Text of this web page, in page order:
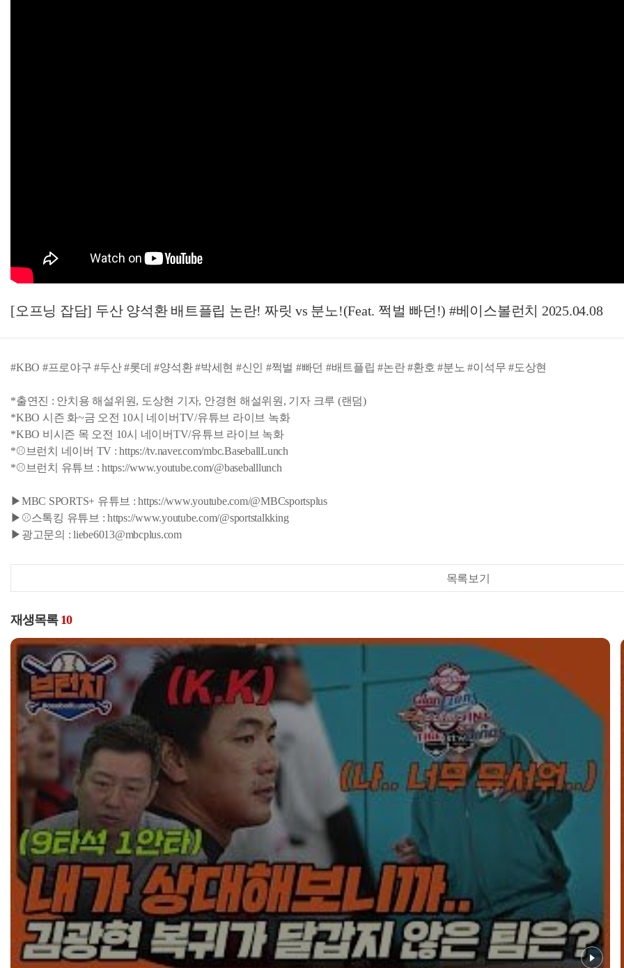
[오프닝 잡담] 두산 양석환 배트플립 논란! 짜릿 vs 분노!(Feat. 쩍벌 빠던!) #베이스볼런치 2025.04.08
#KBO #프로야구 #두산 #롯데 #양석환 #박세현 #신인 #쩍벌 #빠던 #배트플립 #논란 #환호 #분노 #이석무 #도상현
*출연진 : 안치용 해설위원, 도상현 기자, 안경현 해설위원, 기자 크루 (랜덤)
*KBO 시즌 화~금 오전 10시 네이버TV/유튜브 라이브 녹화
*KBO 비시즌 목 오전 10시 네이버TV/유튜브 라이브 녹화
*⚾브런치 네이버 TV : https://tv.naver.com/mbc.BaseballLunch
*⚾브런치 유튜브 : https://www.youtube.com/@baseballlunch
▶MBC SPORTS+ 유튜브 : https://www.youtube.com/@MBCsportsplus
▶⚾스톡킹 유튜브 : https://www.youtube.com/@sportstalkking
▶광고문의 : liebe6013@mbcplus.com
목록보기
재생목록 10